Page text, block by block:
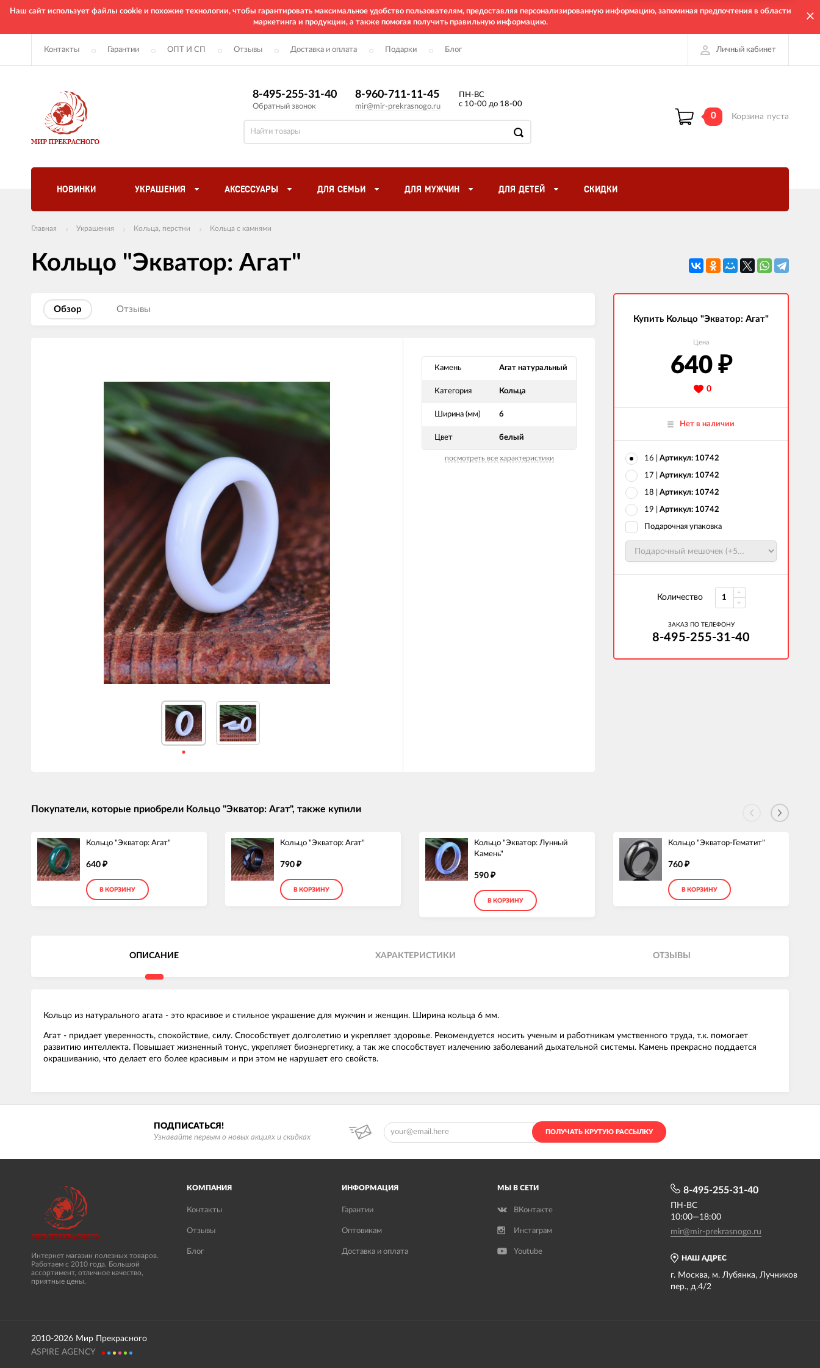
Наш сайт использует файлы cookie и похожие технологии, чтобы гарантировать максимальное удобство пользователям, предоставляя персонализированную информацию, запоминая предпочтения в области
маркетинга и продукции, а также помогая получить правильную информацию.
Контакты Гарантии ОПТ И СП Отзывы Доставка и оплата Подарки Блог Личный кабинет
8-495-255-31-40
Обратный звонок
8-960-711-11-45
mir@mir-prekrasnogo.ru
ПН-ВС
с 10-00 до 18-00
0 Корзина пуста
НОВИНКИ УКРАШЕНИЯ АКСЕССУАРЫ ДЛЯ СЕМЬИ ДЛЯ МУЖЧИН ДЛЯ ДЕТЕЙ СКИДКИ
Главная Украшения Кольца, перстни Кольца с камнями
Кольцо "Экватор: Агат"
Обзор Отзывы
Камень Агат натуральный
Категория Кольца
Ширина (мм) 6
Цвет белый
посмотреть все характеристики
Купить Кольцо "Экватор: Агат"
Цена
640 ₽
0
Нет в наличии
16 | Артикул: 10742
17 | Артикул: 10742
18 | Артикул: 10742
19 | Артикул: 10742
Подарочная упаковка
Количество
ЗАКАЗ ПО ТЕЛЕФОНУ
8-495-255-31-40
Покупатели, которые приобрели Кольцо "Экватор: Агат", также купили
Кольцо "Экватор: Агат"
640 ₽
В КОРЗИНУ
Кольцо "Экватор: Агат"
790 ₽
В КОРЗИНУ
Кольцо "Экватор: Лунный
Камень"
590 ₽
В КОРЗИНУ
Кольцо "Экватор-Гематит"
760 ₽
В КОРЗИНУ
ОПИСАНИЕ ХАРАКТЕРИСТИКИ ОТЗЫВЫ
Кольцо из натурального агата - это красивое и стильное украшение для мужчин и женщин. Ширина кольца 6 мм.
Агат - придает уверенность, спокойствие, силу. Способствует долголетию и укрепляет здоровье. Рекомендуется носить ученым и работникам умственного труда, т.к. помогает
развитию интеллекта. Повышает жизненный тонус, укрепляет биоэнергетику, а так же способствует излечению заболеваний дыхательной системы. Камень прекрасно поддается
окрашиванию, что делает его более красивым и при этом не нарушает его свойств.
ПОДПИСАТЬСЯ!
Узнавайте первым о новых акциях и скидках
ПОЛУЧАТЬ КРУТУЮ РАССЫЛКУ
Интернет магазин полезных товаров.
Работаем с 2010 года. Большой
ассортимент, отличное качество,
приятные цены.
КОМПАНИЯ
Контакты
Отзывы
Блог
ИНФОРМАЦИЯ
Гарантии
Оптовикам
Доставка и оплата
МЫ В СЕТИ
ВКонтакте
Инстаграм
Youtube
НАШ АДРЕС
г. Москва, м. Лубянка, Лучников
пер., д.4/2
8-495-255-31-40
ПН-ВС
10:00—18:00
mir@mir-prekrasnogo.ru
2010-2026 Мир Прекрасного
ASPIRE AGENCY